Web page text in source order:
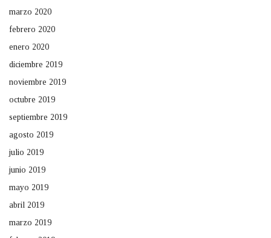
marzo 2020
febrero 2020
enero 2020
diciembre 2019
noviembre 2019
octubre 2019
septiembre 2019
agosto 2019
julio 2019
junio 2019
mayo 2019
abril 2019
marzo 2019